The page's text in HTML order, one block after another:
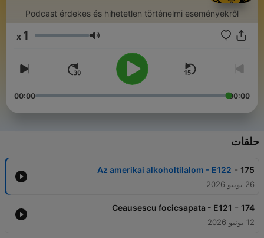
Podcast érdekes és hihetetlen történelmi eseményekről
مستوى الصوت 1
00:00
00:00
حلقات
175
-
Az amerikai alkoholtilalom - E122
26 يونيو 2026
174
-
Ceausescu focicsapata - E121
12 يونيو 2026